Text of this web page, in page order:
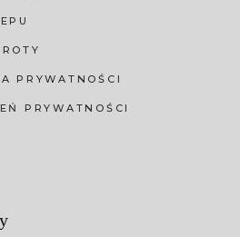
PRYWATNOŚCI
PRYWATNOŚCI